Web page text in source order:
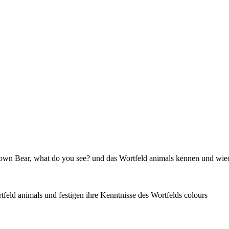
Bear, what do you see? und das Wortfeld animals kennen und
animals und festigen ihre Kenntnisse des Wortfelds colours